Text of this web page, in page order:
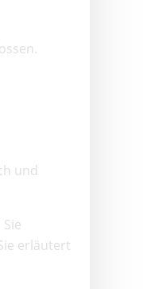
und
erläutert